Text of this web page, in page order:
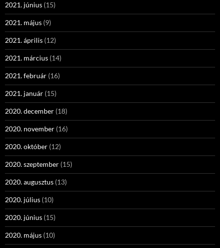
2021. június (15)
2021. május (9)
2021. április (12)
2021. március (14)
2021. február (16)
2021. január (15)
2020. december (18)
2020. november (16)
2020. október (12)
2020. szeptember (15)
2020. augusztus (13)
2020. július (10)
2020. június (15)
2020. május (10)